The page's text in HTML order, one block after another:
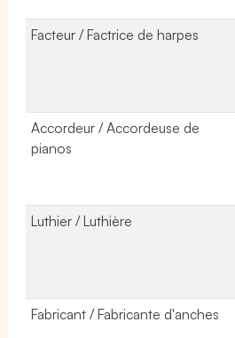
Facteur / Factrice de harpes
Accordeur / Accordeuse de
pianos
Luthier / Luthière
Fabricant / Fabricante d'anches